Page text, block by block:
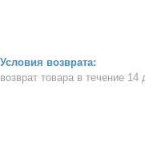
возврат товара в течение 14